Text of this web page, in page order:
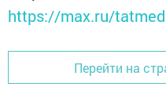
https://max.ru/
Перейти на